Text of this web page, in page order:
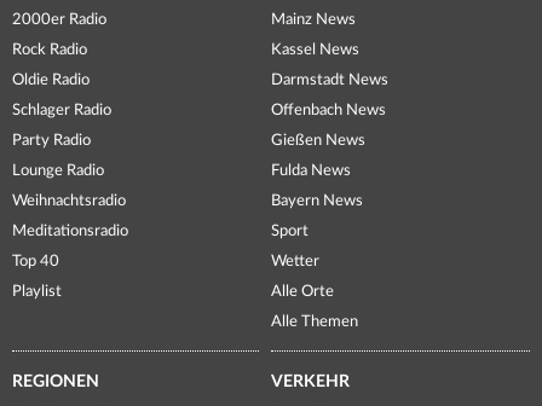
2000er Radio
Rock Radio
Oldie Radio
Schlager Radio
Party Radio
Lounge Radio
Weihnachtsradio
Meditationsradio
Top 40
Playlist
Mainz News
Kassel News
Darmstadt News
Offenbach News
Gießen News
Fulda News
Bayern News
Sport
Wetter
Alle Orte
Alle Themen
REGIONEN VERKEHR